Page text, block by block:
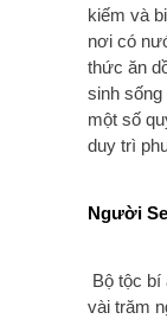
kiếm và
nơi có
thức ăn
sinh
một số
duy trì
Người
Bộ tộc bí
vài trăm